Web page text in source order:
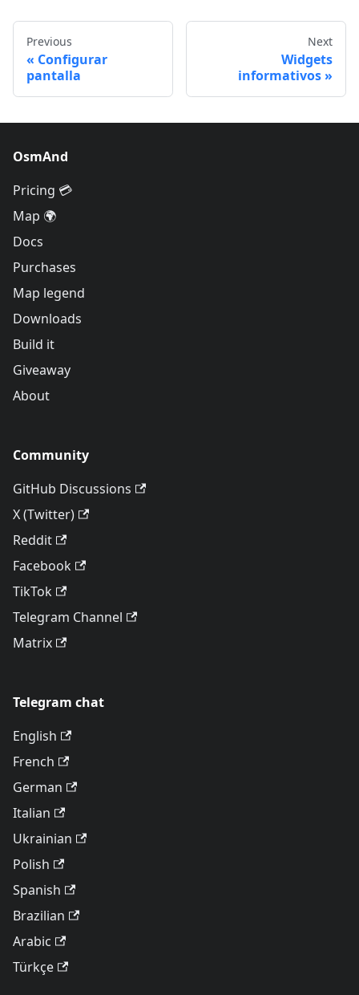
Previous
Configurar
pantalla
Next
Widgets
informativos
OsmAnd
Pricing 💳
Map 🌍
Docs
Purchases
Map legend
Downloads
Build it
Giveaway
About
Community
GitHub Discussions
X (Twitter)
Reddit
Facebook
TikTok
Telegram Channel
Matrix
Telegram chat
English
French
German
Italian
Ukrainian
Polish
Spanish
Brazilian
Arabic
Türkçe